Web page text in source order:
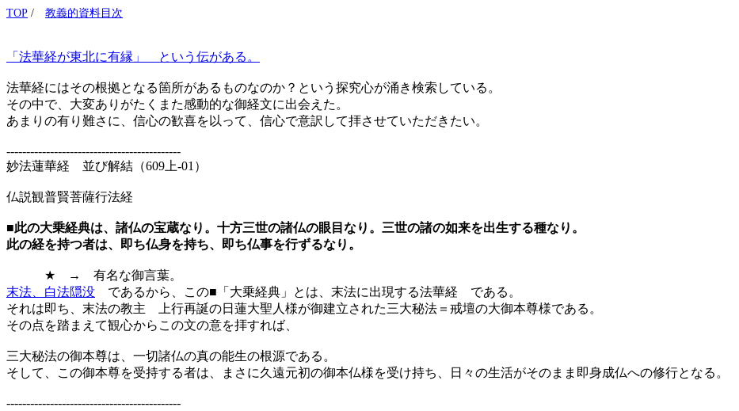
TOP / 教義的資料目次
「法華経が東北に有縁」 という伝がある。
法華経にはその根拠となる箇所があるものなのか？という探究心が涌き検索している。
その中で、大変ありがたくまた感動的な御経文に出会えた。
あまりの有り難さに、信心の歓喜を以って、信心で意訳して拝させていただきたい。
--------------------------------------------
妙法蓮華経 並び解結（609上-01）
仏説観普賢菩薩行法経
■此の大乗経典は、諸仏の宝蔵なり。十方三世の諸仏の眼目なり。三世の諸の如来を出生する種なり。
此の経を持つ者は、即ち仏身を持ち、即ち仏事を行ずるなり。
★ → 有名な御言葉。
末法、白法隠没 であるから、この■「大乗経典」とは、末法に出現する法華経 である。
それは即ち、末法の教主 上行再誕の日蓮大聖人様が御建立された三大秘法＝戒壇の大御本尊様である。
その点を踏まえて観心からこの文の意を拝すれば、
三大秘法の御本尊は、一切諸仏の真の能生の根源である。
そして、この御本尊を受持する者は、まさに久遠元初の御本仏様を受け持ち、日々の生活がそのまま即身成仏への修行となる。
--------------------------------------------